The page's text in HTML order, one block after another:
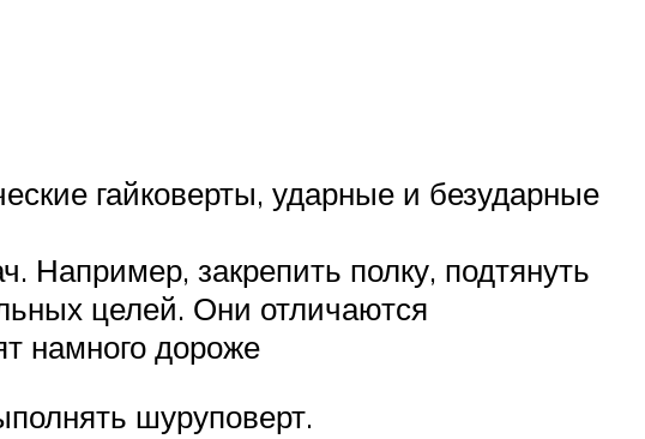
гайковерты, ударные и безударные
закрепить полку, подтянуть
целей. Они отличаются
намного дороже
шуруповерт.